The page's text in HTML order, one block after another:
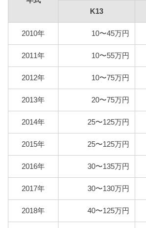
K13
2010年 10〜45万円
2011年 10〜55万円
2012年 10〜75万円
2013年 20〜75万円
2014年 25〜125万円
2015年 25〜125万円
2016年 30〜135万円
2017年 30〜130万円
2018年 40〜125万円